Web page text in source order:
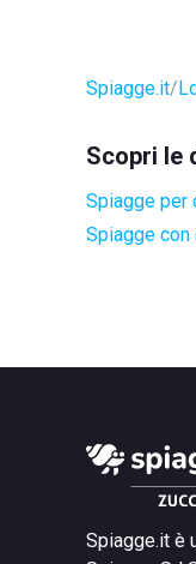
Spiagge.it
Scopri le
Spiagge per
Spiagge
Spiagge.it è